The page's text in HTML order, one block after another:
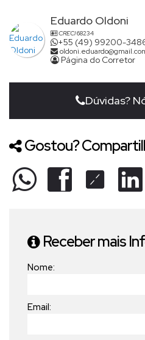
Eduardo Oldoni
CRECI68234
+55 (49) 99200-
Página do Corretor
Dúvidas?
Gostou?
Receber mais
Nome:
Email: